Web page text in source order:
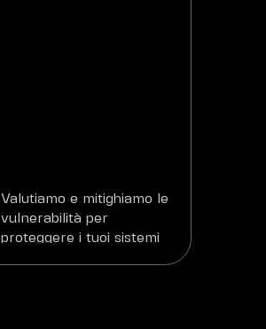
Valutiamo e mitighiamo le
vulnerabilità per
proteggere i tuoi sistemi